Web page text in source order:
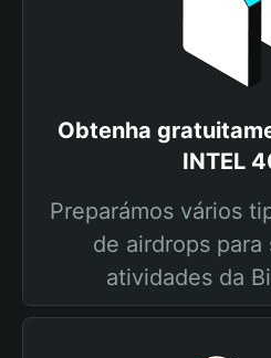
Obtenha
INTEL
Preparámos vários
de airdrops para
atividades da